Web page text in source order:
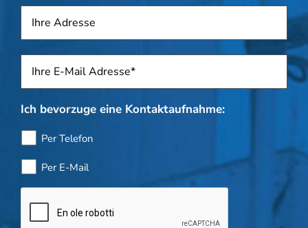
Adresse
Sposti *
Ich bevorzuge eine Kontaktaufnahme:
Per Telefon
Per E-Mail